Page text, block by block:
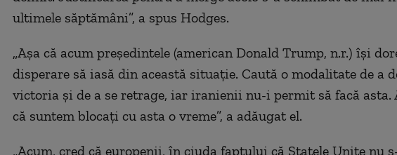
ultimele săptămâni”, a spus Hodges.
„Așa că acum președintele (american Donald Trump, n.r.) își
disperare să iasă din această situație. Caută o modalitate de a
victoria și de a se retrage, iar iranienii nu-i permit să facă asta.
că suntem blocați cu asta o vreme”, a adăugat el.
„Acum, cred că europenii, în ciuda faptului că Statele Unite nu